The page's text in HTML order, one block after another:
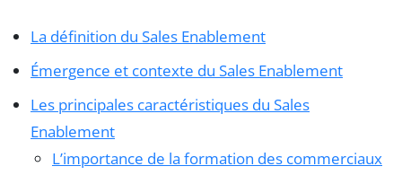
La définition du Sales Enablement
Émergence et contexte du Sales Enablement
Les principales caractéristiques du Sales
Enablement
L’importance de la formation des commerciaux